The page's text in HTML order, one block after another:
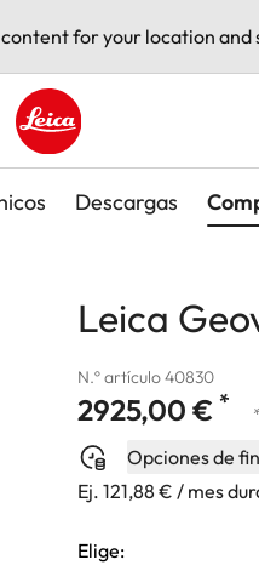
for your location and
Leica logo - Home
Descargas
Leica
N.º artículo 40830
2925,00 € *
Opciones de
Ej. 121,88 € / mes
Elige: